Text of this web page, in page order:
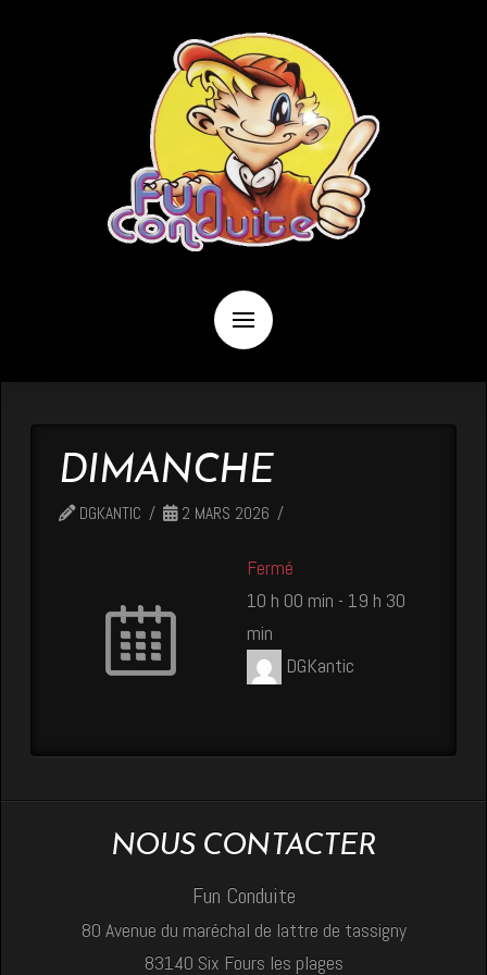
DIMANCHE
DGKANTIC 2 MARS 2026
Fermé
10 h 00 min - 19 h 30
min
DGKantic
NOUS CONTACTER
Fun Conduite
80 Avenue du maréchal de lattre de tassigny
83140 Six Fours les plages